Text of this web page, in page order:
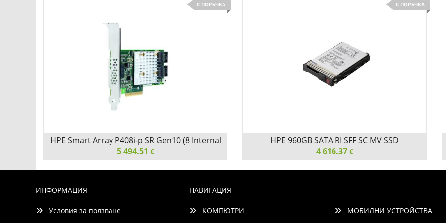
С ПОРЪЧКА
Lanes/2GB Cache) 12G SAS PCIe Plug-in Controller
HPE Smart Array P408i-p SR Gen10 (8 Internal
Lanes/2GB Cache) 12G SAS PCIe Plug-in
Controller
5 494.51 €
С ПОРЪЧКА
HPE 960GB SATA RI SFF SC MV SSD
4 616.37 €
ИНФОРМАЦИЯ
Условия за ползване
НАВИГАЦИЯ
КОМПЮТРИ
МОБИЛНИ УСТРОЙСТВА